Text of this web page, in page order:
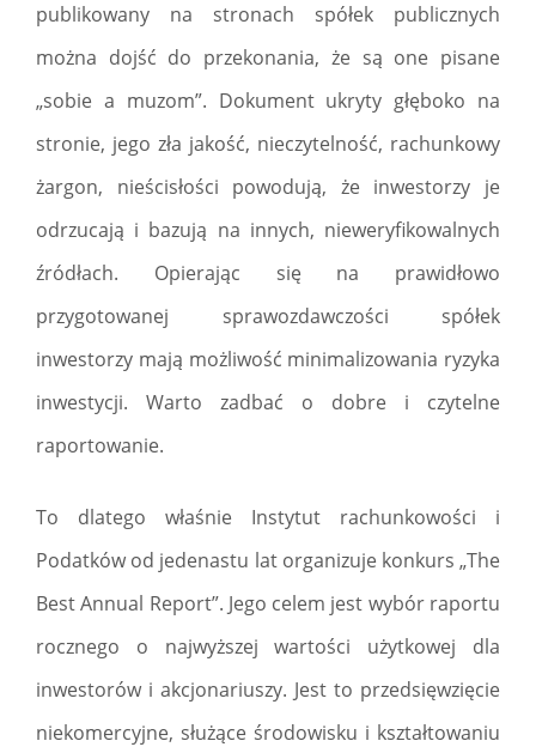
publikowany na stronach spółek publicznych
można dojść do przekonania, że są one pisane
„sobie a muzom”. Dokument ukryty głęboko na
stronie, jego zła jakość, nieczytelność, rachunkowy
żargon, nieścisłości powodują, że inwestorzy je
odrzucają i bazują na innych, nieweryfikowalnych
źródłach. Opierając się na prawidłowo
przygotowanej sprawozdawczości spółek
inwestorzy mają możliwość minimalizowania ryzyka
inwestycji. Warto zadbać o dobre i czytelne
raportowanie.
To dlatego właśnie Instytut rachunkowości i
Podatków od jedenastu lat organizuje konkurs „The
Best Annual Report”. Jego celem jest wybór raportu
rocznego o najwyższej wartości użytkowej dla
inwestorów i akcjonariuszy. Jest to przedsięwzięcie
niekomercyjne, służące środowisku i kształtowaniu